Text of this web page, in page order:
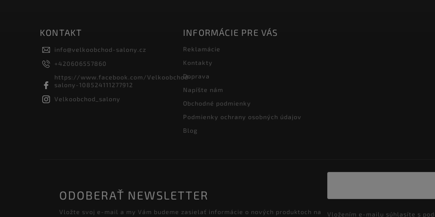
KONTAKT
info@velkoobchod-salony.cz
+420606557860
https://www.facebook.com/Velkoobchod-
salony-108524111277912
Velkoobchod_salony
INFORMÁCIE PRE VÁS
Reklamácie
Kontakty
Doprava
Napíšte nám
Obchodné podmienky
Podmienky ochrany osobných údajov
Blog
ODOBERAŤ NEWSLETTER
Vložte svoj e-mail a my Vám budeme zasielať informácie o nových produktoch na
Vložením e-mailu súhlasíte s